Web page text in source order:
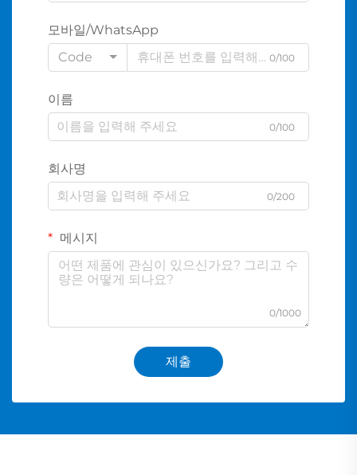
모바일/WhatsApp
Code
0/100
이름
0/100
회사명
0/200
메시지
0/1000
제출